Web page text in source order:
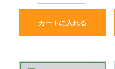
カートに入れる